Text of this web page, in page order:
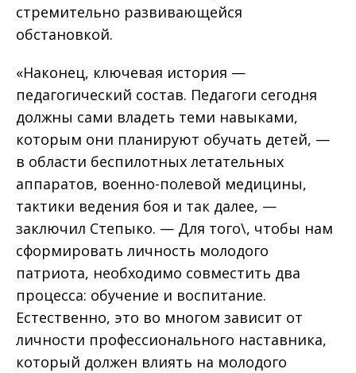
стремительно развивающейся
обстановкой.
«Наконец, ключевая история —
педагогический состав. Педагоги сегодня
должны сами владеть теми навыками,
которым они планируют обучать детей, —
в области беспилотных летательных
аппаратов, военно-полевой медицины,
тактики ведения боя и так далее, —
заключил Степыко. — Для того\, чтобы нам
сформировать личность молодого
патриота, необходимо совместить два
процесса: обучение и воспитание.
Естественно, это во многом зависит от
личности профессионального наставника,
который должен влиять на молодого